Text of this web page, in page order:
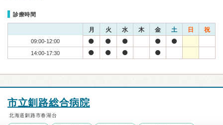
診療時間
月 火 水 木 金 土 日 祝
09:00-12:00
14:00-17:30
市立釧路総合病院
北海道釧路市春湖台